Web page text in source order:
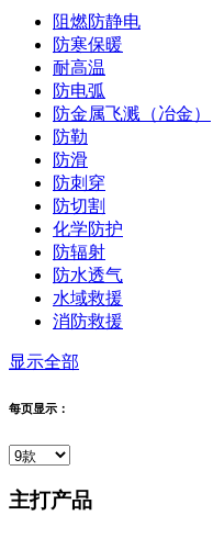
阻燃防静电
防寒保暖
耐高温
防电弧
防金属飞溅（冶金）
防勒
防滑
防刺穿
防切割
化学防护
防辐射
防水透气
水域救援
消防救援
显示全部
每页显示：
主打产品